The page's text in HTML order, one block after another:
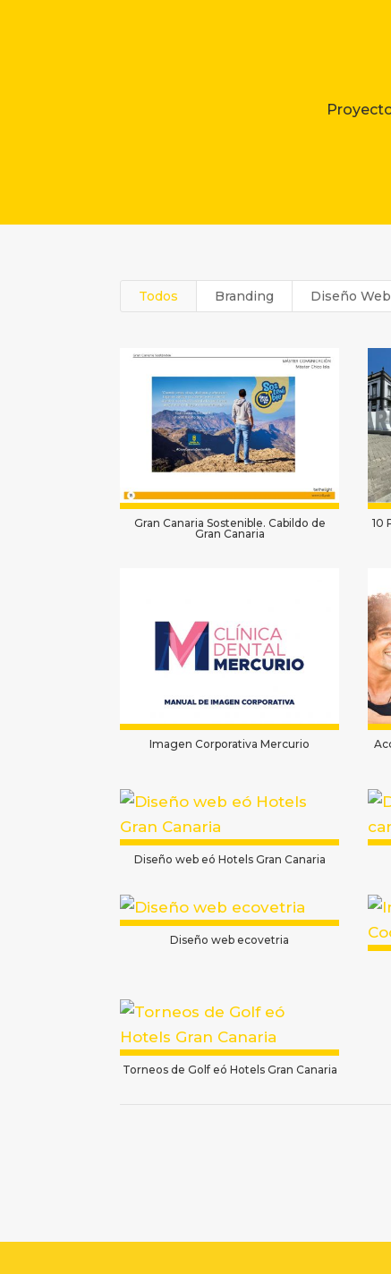
Todos Branding Diseño Web
Gran Canaria Sostenible. Cabildo de
Gran Canaria
10
Imagen Corporativa Mercurio
Diseño web eó Hotels Gran Canaria
Diseño web ecovetria
Torneos de Golf eó Hotels Gran Canaria